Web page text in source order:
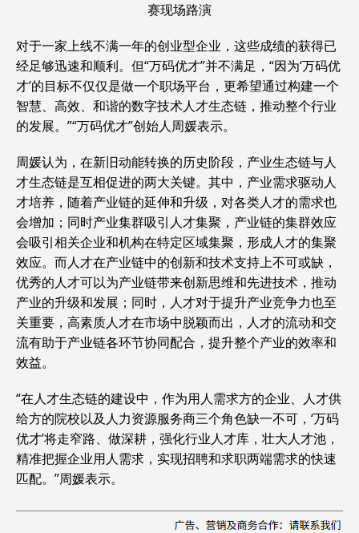
赛现场路演
对于一家上线不满一年的创业型企业，这些成绩的获得已
经足够迅速和顺利。但“万码优才”并不满足，“因为‘万码优
才’的目标不仅仅是做一个职场平台，更希望通过构建一个
智慧、高效、和谐的数字技术人才生态链，推动整个行业
的发展。”“万码优才”创始人周媛表示。
周媛认为，在新旧动能转换的历史阶段，产业生态链与人
才生态链是互相促进的两大关键。其中，产业需求驱动人
才培养，随着产业链的延伸和升级，对各类人才的需求也
会增加；同时产业集群吸引人才集聚，产业链的集群效应
会吸引相关企业和机构在特定区域集聚，形成人才的集聚
效应。而人才在产业链中的创新和技术支持上不可或缺，
优秀的人才可以为产业链带来创新思维和先进技术，推动
产业的升级和发展；同时，人才对于提升产业竞争力也至
关重要，高素质人才在市场中脱颖而出，人才的流动和交
流有助于产业链各环节协同配合，提升整个产业的效率和
效益。
“在人才生态链的建设中，作为用人需求方的企业、人才供
给方的院校以及人力资源服务商三个角色缺一不可，‘万码
优才’将走窄路、做深耕，强化行业人才库，壮大人才池，
精准把握企业用人需求，实现招聘和求职两端需求的快速
匹配。”周媛表示。